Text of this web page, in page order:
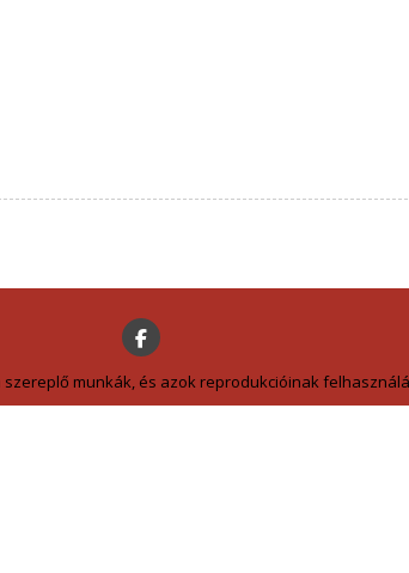
munkák, és azok reprodukcióinak